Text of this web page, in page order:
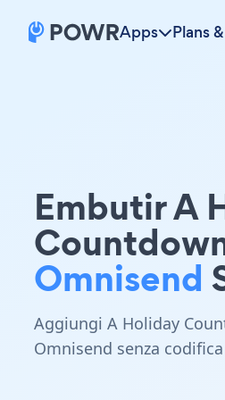
Apps Plans
Embutir A
Omnisend
Aggiungi A Holiday
Omnisend senza